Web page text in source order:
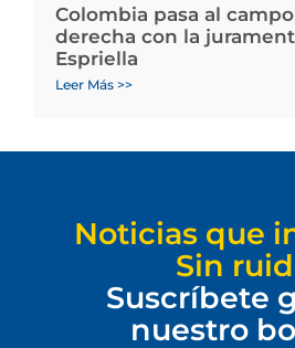
Colombia pasa al
derecha con la
Espriella
Leer Más >>
Noticias que
Sin
Suscríbete
nuestro